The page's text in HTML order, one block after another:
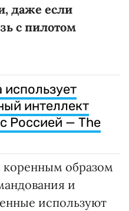
даже если
с пилотом
использует
интеллект
Россией — The
образом
и
используют